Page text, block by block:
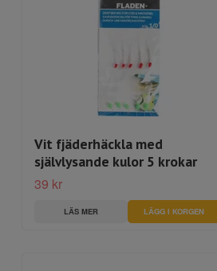
Vit fjäderhäckla med
självlysande kulor 5 krokar
39 kr
LÄS MER LÄGG I KORGEN